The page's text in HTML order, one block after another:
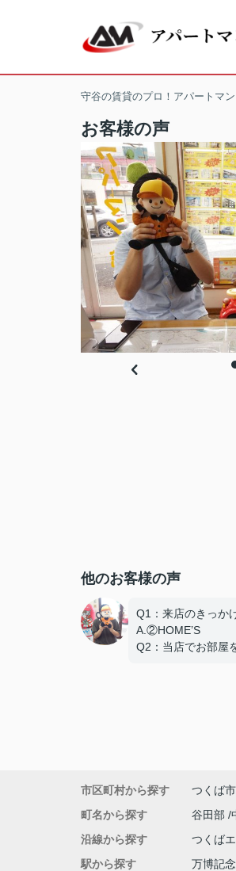
守谷の賃貸のプロ！アパートマ
お客様の声
他のお客様の声
Q1：来店のきっか
A.②HOME’S
Q2：当店でお部屋
市区町村から探す つくば市
町名から探す
谷田部
沿線から探す
つくば
駅から探す
万博記